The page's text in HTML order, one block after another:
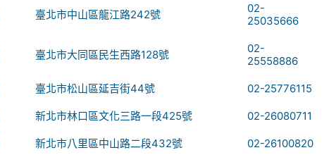
臺北市中山區龍江路242號
02-
25035666
臺北市大同區民生西路128號
02-
25558886
臺北市松山區延吉街44號 02-25776115
新北市林口區文化三路一段425號 02-26080711
新北市八里區中山路二段432號 02-26100820